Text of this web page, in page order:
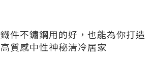
鐵件不鏽鋼用的好，也能為你打造
高質感中性神秘清冷居家